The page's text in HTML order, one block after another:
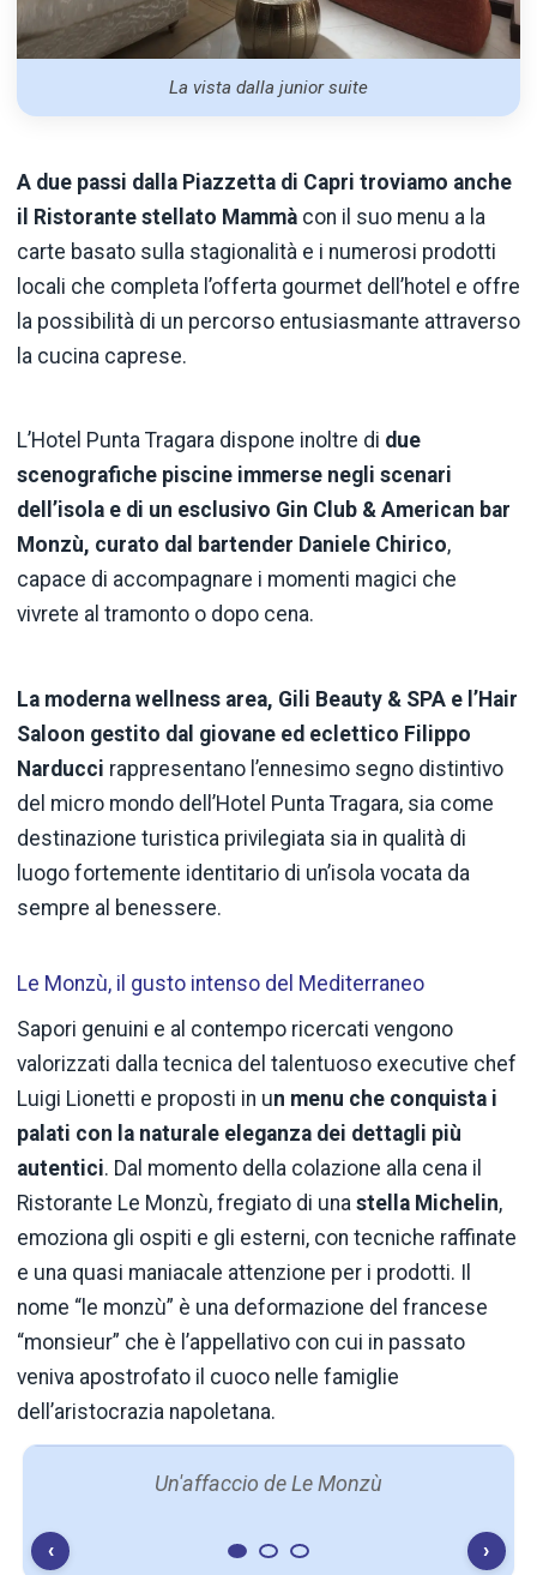
La vista dalla junior suite
A due passi dalla Piazzetta di Capri troviamo anche
il Ristorante stellato Mammà con il suo menu a la
carte basato sulla stagionalità e i numerosi prodotti
locali che completa l’offerta gourmet dell’hotel e offre
la possibilità di un percorso entusiasmante attraverso
la cucina caprese.
L’Hotel Punta Tragara dispone inoltre di due
scenografiche piscine immerse negli scenari
dell’isola e di un esclusivo Gin Club & American bar
Monzù, curato dal bartender Daniele Chirico,
capace di accompagnare i momenti magici che
vivrete al tramonto o dopo cena.
La moderna wellness area, Gili Beauty & SPA e l’Hair
Saloon gestito dal giovane ed eclettico Filippo
Narducci rappresentano l’ennesimo segno distintivo
del micro mondo dell’Hotel Punta Tragara, sia come
destinazione turistica privilegiata sia in qualità di
luogo fortemente identitario di un’isola vocata da
sempre al benessere.
Le Monzù, il gusto intenso del Mediterraneo
Sapori genuini e al contempo ricercati vengono
valorizzati dalla tecnica del talentuoso executive chef
Luigi Lionetti e proposti in un menu che conquista i
palati con la naturale eleganza dei dettagli più
autentici. Dal momento della colazione alla cena il
Ristorante Le Monzù, fregiato di una stella Michelin,
emoziona gli ospiti e gli esterni, con tecniche raffinate
e una quasi maniacale attenzione per i prodotti. Il
nome “le monzù” è una deformazione del francese
“monsieur” che è l’appellativo con cui in passato
veniva apostrofato il cuoco nelle famiglie
dell’aristocrazia napoletana.
Un'affaccio de Le Monzù
‹ ›